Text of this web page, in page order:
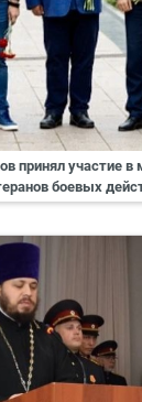
принял участие в
боевых